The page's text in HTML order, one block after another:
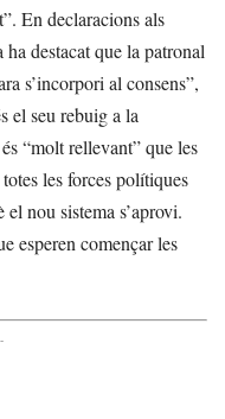
En declaracions als
destacat que la patronal
s’incorpori al consens”,
el seu rebuig a la
“molt rellevant” que les
les forces polítiques
nou sistema s’aprovi.
esperen començar les